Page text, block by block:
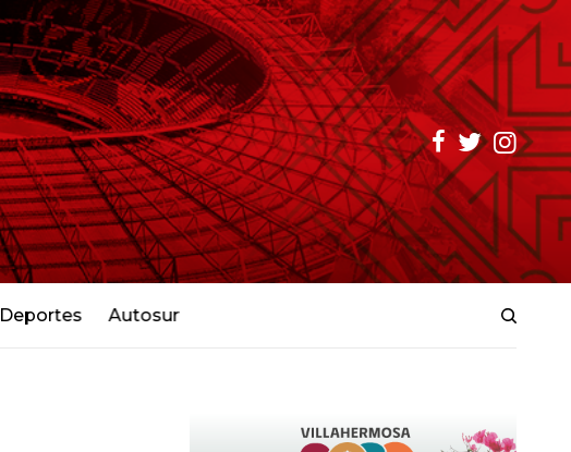
Deportes Autosur